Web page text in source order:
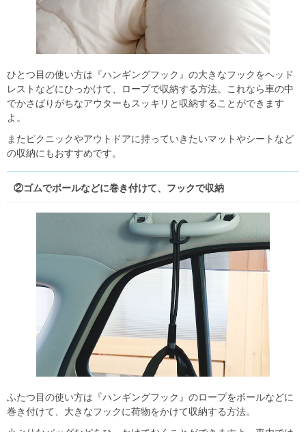
ひとつ目の使い方は『ハンギングフック』の大きなフックをヘッド
レストなどにひっかけて、ロープで収納する方法。これなら車の中
でかさばりがちなアウターもスッキリと収納することができます
よ。
またピクニックやアウトドアに持っていきたいマットやシートなど
の収納にもおすすめです。
②ゴムでポールなどに巻き付けて、フックで収納
ふたつ目の使い方は『ハンギングフック』のロープをポールなどに
巻き付けて、大きなフックに荷物をかけて収納する方法。